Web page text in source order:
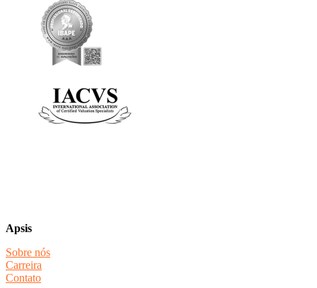
Apsis
Sobre nós
Carreira
Contato